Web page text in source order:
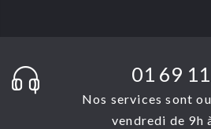
01 69
Nos services sont
vendredi de 9h